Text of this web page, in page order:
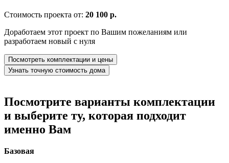
Стоимость проекта от: 20 100 р.
Доработаем этот проект по Вашим пожеланиям или
разработаем новый с нуля
Посмотреть комплектации и цены
Узнать точную стоимость дома
Посмотрите варианты комплектации
и выберите ту, которая подходит
именно Вам
Базовая